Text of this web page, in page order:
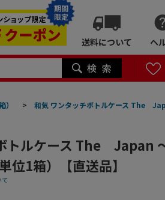
期間
限定
送料について ヘ
） > 和気 ワンタッチボトルケース The
トルケース The
位1箱）【直送品】
て